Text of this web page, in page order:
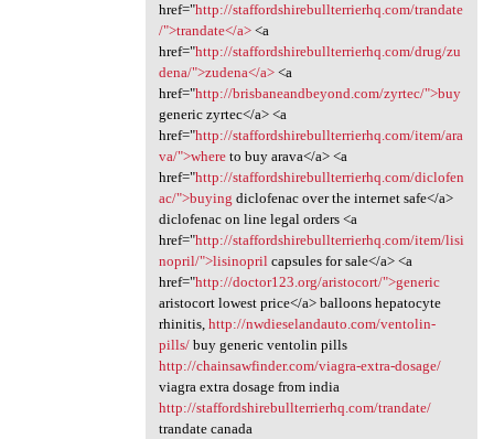
href="http://staffordshirebullterrierhq.com/trandate
/">trandate</a><a
href="http://staffordshirebullterrierhq.com/drug/zu
dena/">zudena</a><a
href="http://brisbaneandbeyond.com/zyrtec/">buy
generic zyrtec</a> <a
href="http://staffordshirebullterrierhq.com/item/ara
va/">whereto buy arava</a> <a
href="http://staffordshirebullterrierhq.com/diclofen
ac/">buying diclofenac over the internet safe</a>
diclofenac on line legal orders <a
href="http://staffordshirebullterrierhq.com/item/lisi
nopril/">lisinoprilcapsules for sale</a> <a
href="http://doctor123.org/aristocort/">generic
aristocort lowest price</a> balloons hepatocyte
rhinitis, http://nwdieselandauto.com/ventolin-
pills/buy generic ventolin pills
http://chainsawfinder.com/viagra-extra-dosage/
viagra extra dosage from india
http://staffordshirebullterrierhq.com/trandate/
trandate canada